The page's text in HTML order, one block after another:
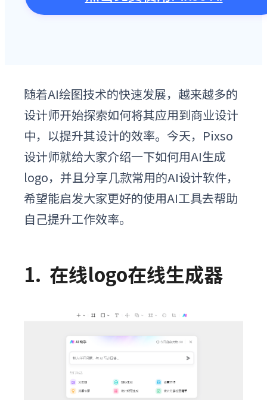
随着AI绘图技术的快速发展，越来越多的
设计师开始探索如何将其应用到商业设计
中，以提升其设计的效率。今天，Pixso
设计师就给大家介绍一下如何用AI生成
logo，并且分享几款常用的AI设计软件，
希望能启发大家更好的使用AI工具去帮助
自己提升工作效率。
1. 在线logo在线生成器